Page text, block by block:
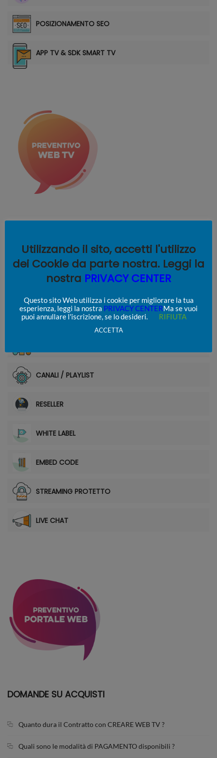
POSIZIONAMENTO SEO
APP TV & SDK SMART TV
PALINSESTO DIRETTO
DIRETTE LIVE STREAMING
CANALI / PLAYLIST
RESELLER
WHITE LABEL
EMBED CODE
STREAMING PROTETTO
LIVE CHAT
DOMANDE SU ACQUISTI
Quanto dura il Contratto con CREARE WEB TV ?
Quali sono le modalità di PAGAMENTO disponibili ?
Utilizzando il sito, accetti l'utilizzo
dei Cookie da parte nostra. Leggi la
nostra PRIVACY CENTER
Questo sito Web utilizza i cookie per migliorare la tua
esperienza, leggi la nostra PRIVACY CENTERMa se vuoi
puoi annullare l'iscrizione, se lo desideri.
RIFIUTA
ACCETTA